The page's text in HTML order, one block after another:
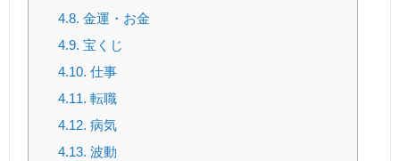
4.8. 金運・お金
4.9. 宝くじ
4.10. 仕事
4.11. 転職
4.12. 病気
4.13. 波動